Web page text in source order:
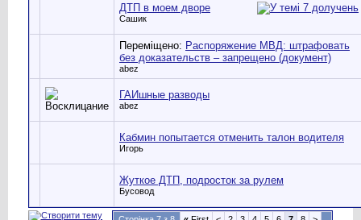
ДТП в моем дворе
Сашик
Переміщено: Распоряжение МВД: штрафовать
без доказательств – запрещено (документ)
abez
ГАИшные разводы
abez
Кабмин попытается отменить талон водителя
Игорь
Жуткое ДТП, подросток за рулем
Бусовод